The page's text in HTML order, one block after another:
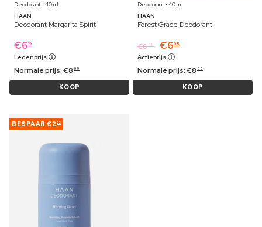
Deodorant ⋅ 40 ml
HAAN
Deodorant Margarita Spirit
€619
Ledenprijs
Normale prijs:€8 99
KOOP
Deodorant ⋅ 40 ml
HAAN
Forest Grace Deodorant
€6 49 €668
Actieprijs
Normale prijs:€8 99
KOOP
BESPAAR €2 02